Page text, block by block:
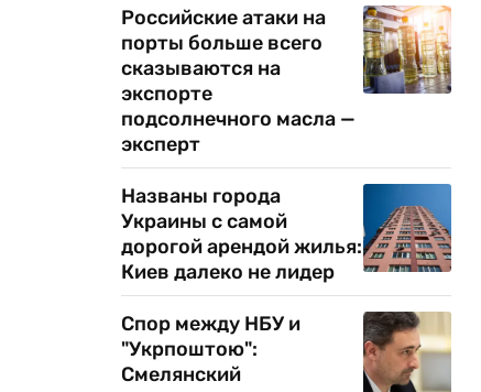
Российские атаки на
порты больше всего
сказываются на
экспорте
подсолнечного масла —
эксперт
Названы города
Украины с самой
дорогой арендой жилья:
Киев далеко не лидер
Спор между НБУ и
"Укрпоштою":
Смелянский